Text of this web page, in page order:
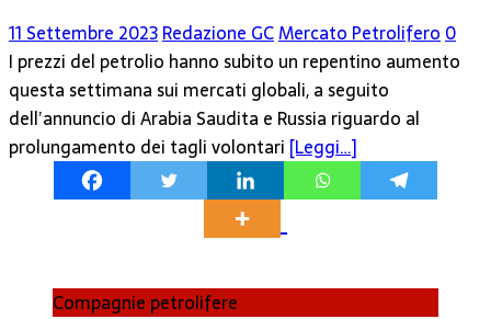
11 Settembre 2023Redazione GCMercato Petrolifero 0
I prezzi del petrolio hanno subito un repentino aumento
questa settimana sui mercati globali, a seguito
dell’annuncio di Arabia Saudita e Russia riguardo al
prolungamento dei tagli volontari [Leggi…]
Compagnie petrolifere